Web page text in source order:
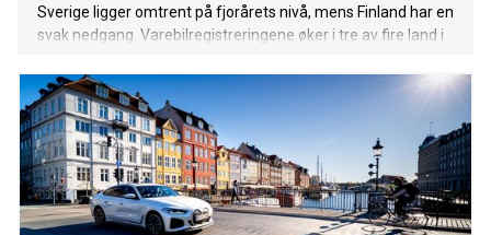
Sverige ligger omtrent på fjorårets nivå, mens Finland har en
svak nedgang. Varebilregistreringene øker i tre av fire land i